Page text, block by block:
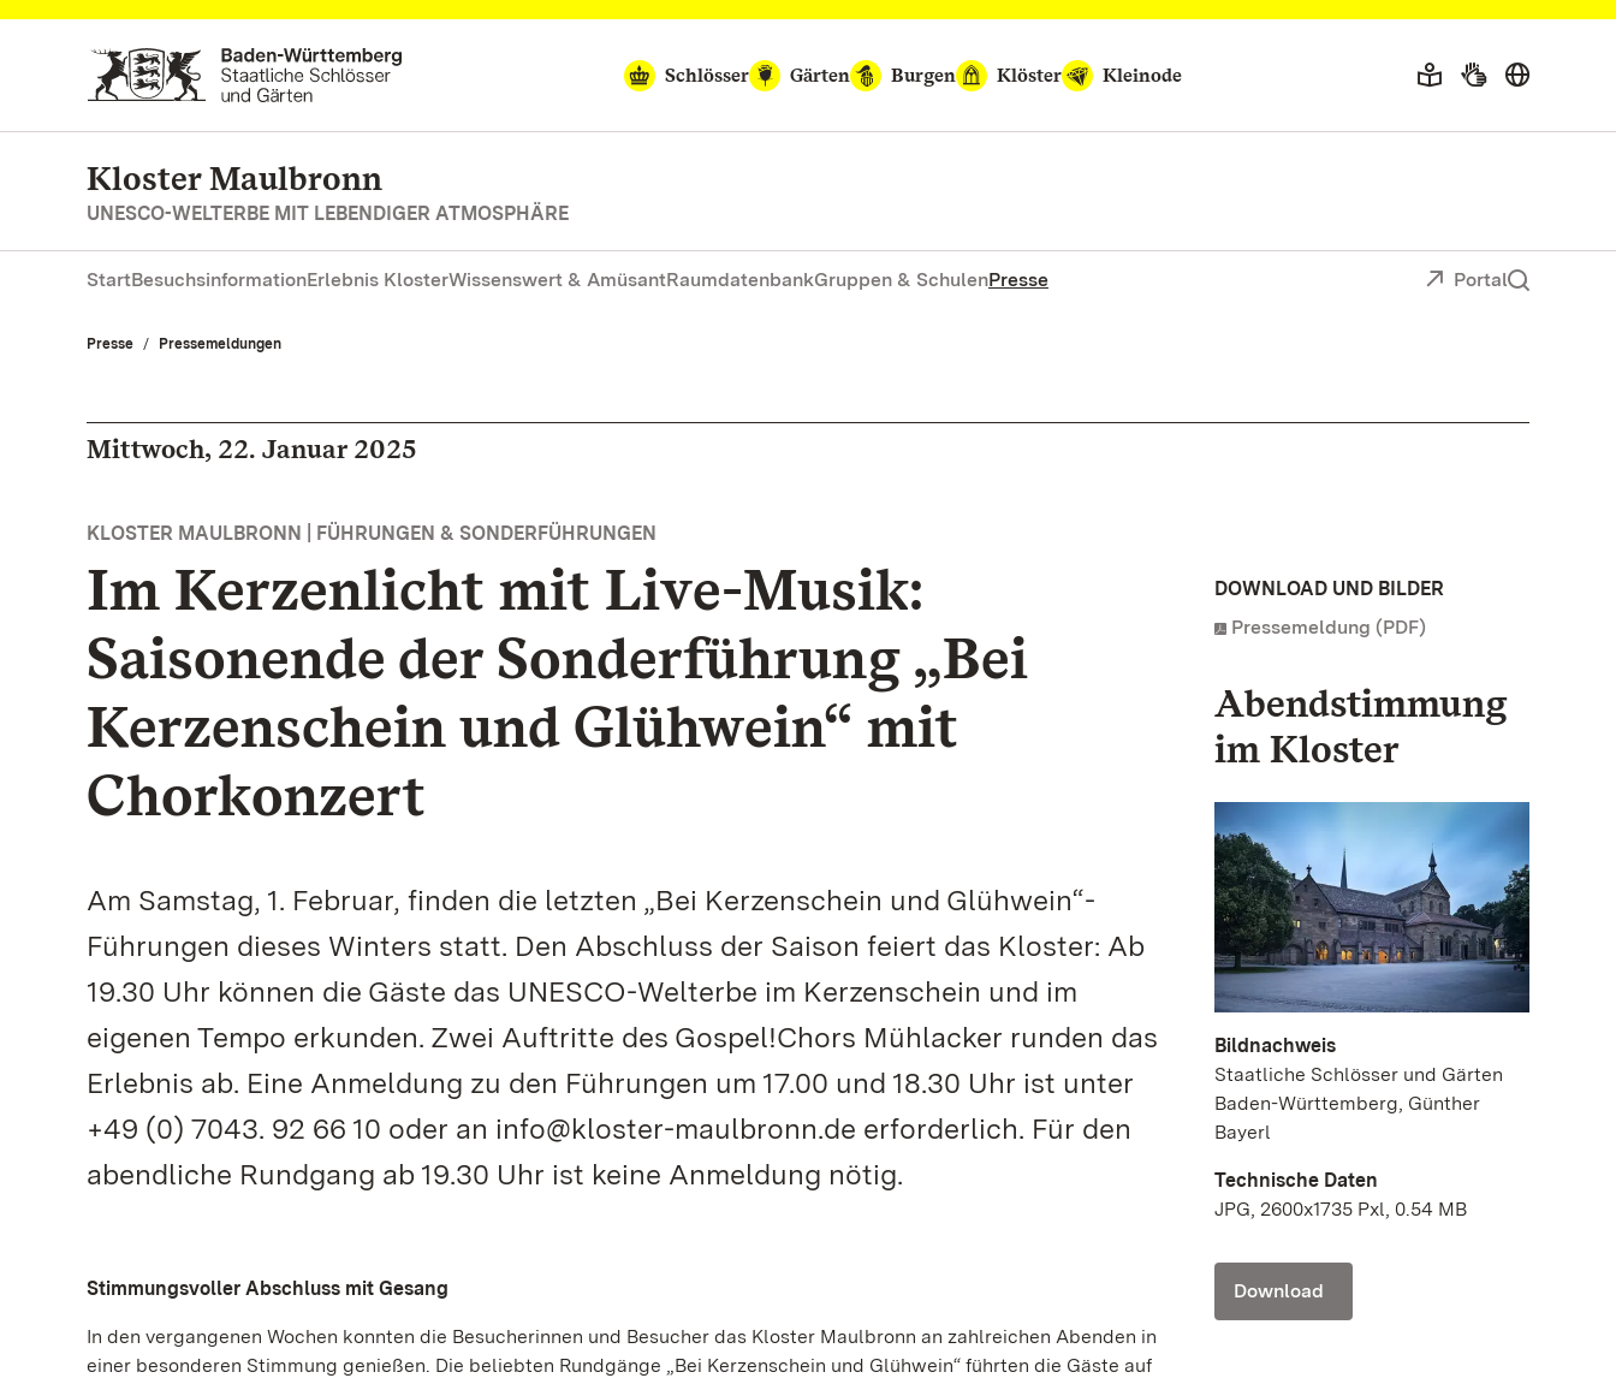
Zum Hauptinhalt springen
Schlösser
Gärten Burgen Klöster Kleinode
Kloster Maulbronn
UNESCO-WELTERBE MIT LEBENDIGER ATMOSPHÄRE
StartBesuchsinformationErlebnis KlosterWissenswert & AmüsantRaumdatenbankGruppen & SchulenPresse Portal
Presse Pressemeldungen
Mittwoch, 22. Januar 2025
KLOSTER MAULBRONN | FÜHRUNGEN & SONDERFÜHRUNGEN
Im Kerzenlicht mit Live-Musik:
Saisonende der Sonderführung „Bei
Kerzenschein und Glühwein“ mit
Chorkonzert
Am Samstag, 1. Februar, finden die letzten „Bei Kerzenschein und Glühwein“-
Führungen dieses Winters statt. Den Abschluss der Saison feiert das Kloster: Ab
19.30 Uhr können die Gäste das UNESCO-Welterbe im Kerzenschein und im
eigenen Tempo erkunden. Zwei Auftritte des Gospel!Chors Mühlacker runden das
Erlebnis ab. Eine Anmeldung zu den Führungen um 17.00 und 18.30 Uhr ist unter
+49 (0) 7043. 92 66 10 oder an info@kloster-maulbronn.de erforderlich. Für den
abendliche Rundgang ab 19.30 Uhr ist keine Anmeldung nötig.
Stimmungsvoller Abschluss mit Gesang
In den vergangenen Wochen konnten die Besucherinnen und Besucher das Kloster Maulbronn an zahlreichen Abenden in
einer besonderen Stimmung genießen. Die beliebten Rundgänge „Bei Kerzenschein und Glühwein“ führten die Gäste auf
DOWNLOAD UND BILDER
Pressemeldung (PDF)
Abendstimmung
im Kloster
Bildnachweis
Staatliche Schlösser und Gärten
Baden-Württemberg, Günther
Bayerl
Technische Daten
JPG, 2600x1735 Pxl, 0.54 MB
Download